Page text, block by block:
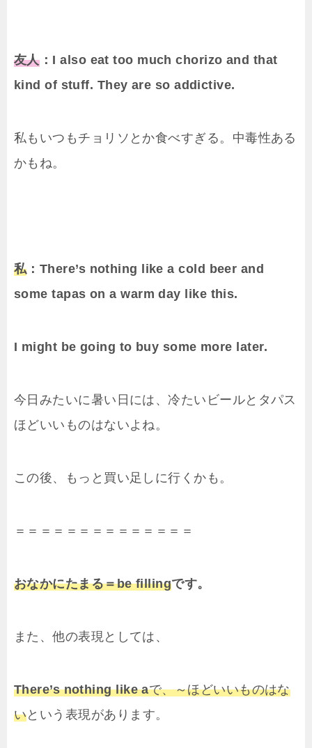
友人：I also eat too much chorizo and that
kind of stuff. They are so addictive.
私もいつもチョリソとか食べすぎる。中毒性ある
かもね。
私：There’s nothing like a cold beer and
some tapas on a warm day like this.
I might be going to buy some more later.
今日みたいに暑い日には、冷たいビールとタパス
ほどいいものはないよね。
この後、もっと買い足しに行くかも。
＝＝＝＝＝＝＝＝＝＝＝＝＝＝
おなかにたまる＝be fillingです。
また、他の表現としては、
There’s nothing like aで、～ほどいいものはな
いという表現があります。